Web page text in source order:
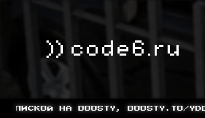
НА BOOSTY, BOOSTY.TO/YDDY